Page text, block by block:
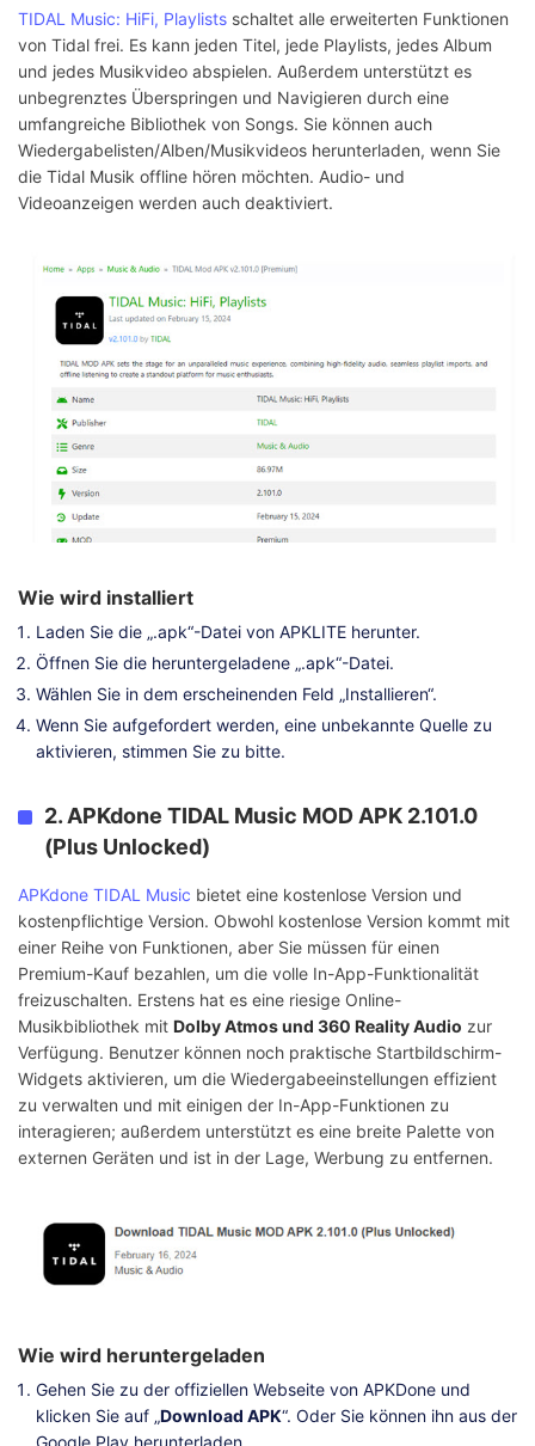
TIDAL Music: HiFi, Playlists schaltet alle erweiterten Funktionen
von Tidal frei. Es kann jeden Titel, jede Playlists, jedes Album
und jedes Musikvideo abspielen. Außerdem unterstützt es
unbegrenztes Überspringen und Navigieren durch eine
umfangreiche Bibliothek von Songs. Sie können auch
Wiedergabelisten/Alben/Musikvideos herunterladen, wenn Sie
die Tidal Musik offline hören möchten. Audio- und
Videoanzeigen werden auch deaktiviert.
Wie wird installiert
Laden Sie die „.apk“-Datei von APKLITE herunter.
Öffnen Sie die heruntergeladene „.apk“-Datei.
Wählen Sie in dem erscheinenden Feld „Installieren“.
Wenn Sie aufgefordert werden, eine unbekannte Quelle zu
aktivieren, stimmen Sie zu bitte.
2. APKdone TIDAL Music MOD APK 2.101.0
(Plus Unlocked)
APKdone TIDAL Music bietet eine kostenlose Version und
kostenpflichtige Version. Obwohl kostenlose Version kommt mit
einer Reihe von Funktionen, aber Sie müssen für einen
Premium-Kauf bezahlen, um die volle In-App-Funktionalität
freizuschalten. Erstens hat es eine riesige Online-
Musikbibliothek mit Dolby Atmos und 360 Reality Audio zur
Verfügung. Benutzer können noch praktische Startbildschirm-
Widgets aktivieren, um die Wiedergabeeinstellungen effizient
zu verwalten und mit einigen der In-App-Funktionen zu
interagieren; außerdem unterstützt es eine breite Palette von
externen Geräten und ist in der Lage, Werbung zu entfernen.
Wie wird heruntergeladen
Gehen Sie zu der offiziellen Webseite von APKDone und
klicken Sie auf „Download APK“. Oder Sie können ihn aus der
Google Play herunterladen.